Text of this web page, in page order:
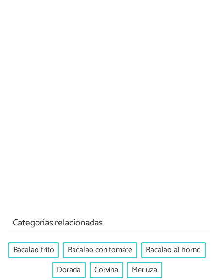
Categorías relacionadas
Bacalao frito Bacalao con tomate
Bacalao al horno
Dorada
Corvina Merluza